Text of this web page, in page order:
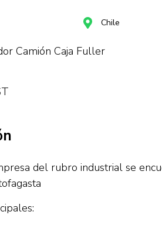
Chile
Camión Caja Fuller
del rubro industrial se